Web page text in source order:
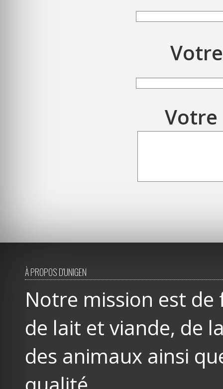
À PROPOS D'UNIGEN
Notre mission est
de lait et viande, de
des animaux ainsi